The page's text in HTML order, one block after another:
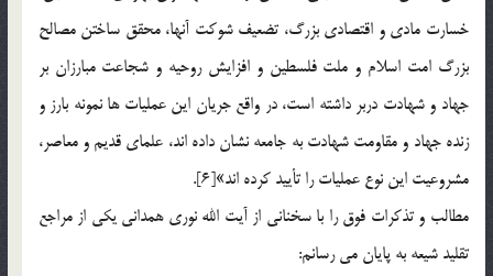
خسارت مادي و اقتصادي بزرگ، تضعيف شوكت آنها، محقق ساختن مصالح
بزرگ امت اسلام و ملت فلسطين و افزايش روحيه و شجاعت مبارزان بر
جهاد و شهادت دربر داشته است، در واقع جريان اين عمليات ها نمونه بارز و
زنده جهاد و مقاومت شهادت به جامعه نشان داده اند، علماي قديم و معاصر،
مشروعيت اين نوع عمليات را تأييد كرده اند»[6].
مطالب و تذكرات فوق را با سخناني از آيت الله نوري همداني يكي از مراجع
تقليد شيعه به پايان مي رسانم: